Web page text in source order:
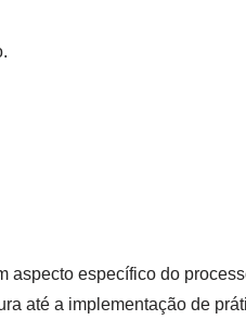
aspecto específico do
até a implementação de